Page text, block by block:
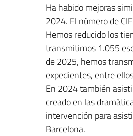
Ha habido mejoras
2024. El número de
Hemos reducido los
transmitimos 1.055
de 2025, hemos
expedientes, entre
En 2024 también
creado en las
intervención para
Barcelona.